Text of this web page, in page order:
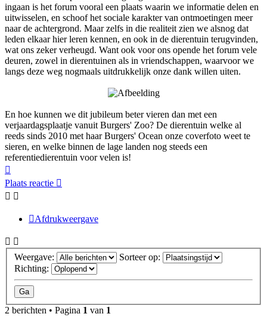
ingaan is het forum vooral een plaats waarin we informatie delen en
uitwisselen, en schoof het sociale karakter van ontmoetingen meer
naar de achtergrond. Maar zelfs in die realiteit zien we alsnog dat
leden elkaar hier leren kennen, en ook in de dierentuin terugvinden,
wat ons zeker verheugd. Want ook voor ons opende het forum vele
deuren, zowel in dierentuinen als in vriendschappen, waarvoor we
langs deze weg nogmaals uitdrukkelijk onze dank willen uiten.
En hoe kunnen we dit jubileum beter vieren dan met een
verjaardagsplaatje vanuit Burgers' Zoo? De dierentuin welke al
reeds sinds 2010 met haar Burgers' Ocean onze coverfoto weet te
sieren, en welke binnen de lage landen nog steeds een
referentiedierentuin voor velen is!
Plaats reactie
Afdrukweergave
Weergave:
Sorteer op:
Richting:
2 berichten • Pagina 1 van 1